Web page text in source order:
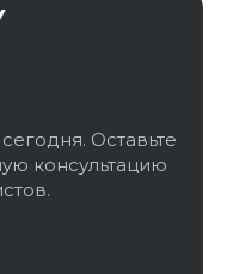
Оставьте
консультацию